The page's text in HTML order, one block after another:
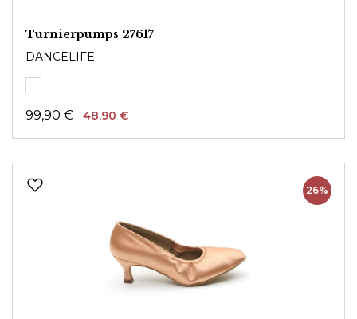
Turnierpumps 27617
DANCELIFE
99,90 € 48,90 €
26%